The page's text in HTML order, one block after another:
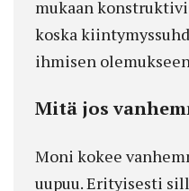
mukaan
koska
ihmisen
Mitä jos
Moni kokee
uupuu. Erityisesti